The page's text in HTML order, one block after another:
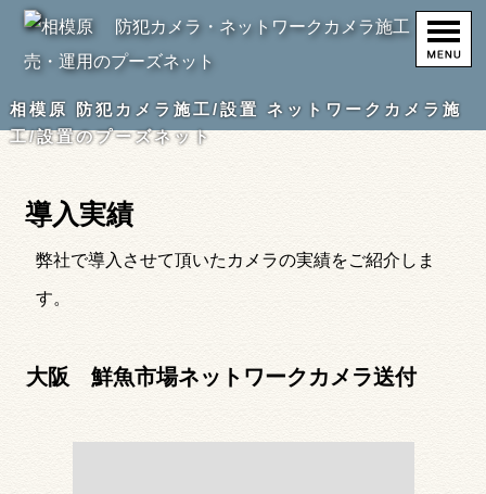
相模原 防犯カメラ施工/設置 ネットワークカメラ施
工/設置のプーズネット
導入実績
弊社で導入させて頂いたカメラの実績をご紹介しま
す。
大阪 鮮魚市場ネットワークカメラ送付